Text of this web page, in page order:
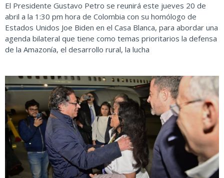
El Presidente Gustavo Petro se reunirá este jueves 20 de
abril a la 1:30 pm hora de Colombia con su homólogo de
Estados Unidos Joe Biden en el Casa Blanca, para abordar una
agenda bilateral que tiene como temas prioritarios la defensa
de la Amazonía, el desarrollo rural, la lucha